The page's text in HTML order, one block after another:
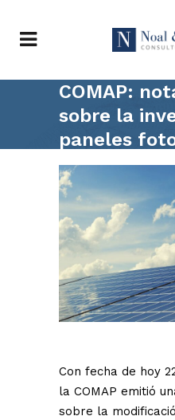
COMAP:
sobre la
paneles
Con fecha de hoy
la COMAP emitió
sobre la